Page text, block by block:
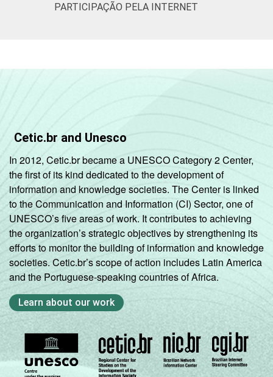
informação e comunicação no setor público
PARTICIPAÇÃO PELA INTERNET
Cetic.br and Unesco
In 2012, Cetic.br became a UNESCO Category 2 Center,
the first of its kind dedicated to the development of
information and knowledge societies. The Center is linked
to the Communication and Information (CI) Sector, one of
UNESCO’s five areas of work. It contributes to achieving
the organization’s strategic objectives by strengthening its
efforts to monitor the building of information and knowledge
societies. Cetic.br’s scope of action includes Latin America
and the Portuguese-speaking countries of Africa.
Learn about our work